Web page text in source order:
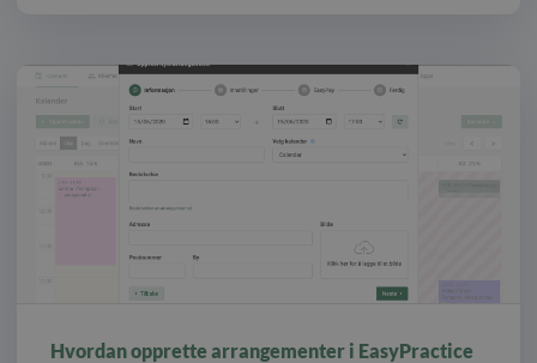
Hvordan opprette arrangementer i EasyPractice